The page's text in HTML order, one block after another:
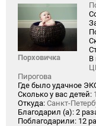
Порховичка
В
Пирогова
Где было удачное
Сколько у вас детей: 1
Откуда: Санкт-
Благодарил (а): 2
Поблагодарили: 12